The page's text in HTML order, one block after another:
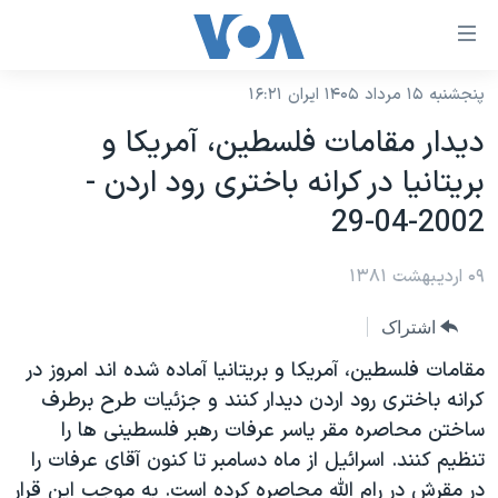
لینکهای
دسترسی
جهش
محتوای
اصلی
به
صفحه
جهش
جستجو
نسخه سبک وب‌سایت
موضوع ها
آمریکا
جهان
ورزشی
گزیده‌ها
ویژه برنامه‌ها
ویدیوها
برنامه های تلویزیونی
جدول برنامه ها
صفحه‌های ویژه
جام جهانی ۲۰۲۶
عملیات خشم حماسی
۲۵۰سالگی آمریکا
بایگانی برنامه‌های تلویزیونی
فرکانس‌های صدای آمریکا
پخش رادیویی
یادگیری زبان انگلیسی
پنجشنبه ۱۵ مرداد ۱۴۰۵ ایران ۱۶:۲۱
ديدار مقامات فلسطين، آمريکا و
بريتانيا در کرانه باختری رود اردن -
2002-04-29
۰۹ اردیبهشت ۱۳۸۱
اشتراک
مقامات فلسطين، آمريکا و بريتانيا آماده شده اند امروز در
کرانه باختری رود اردن ديدار کنند و جزئيات طرح برطرف
ساختن محاصره مقر ياسر عرفات رهبر فلسطينی ها را
تنظيم کنند. اسرائيل از ماه دسامبر تا کنون آقای عرفات را
در مقرش در رام الله محاصره کرده است. به موجب اين قرار